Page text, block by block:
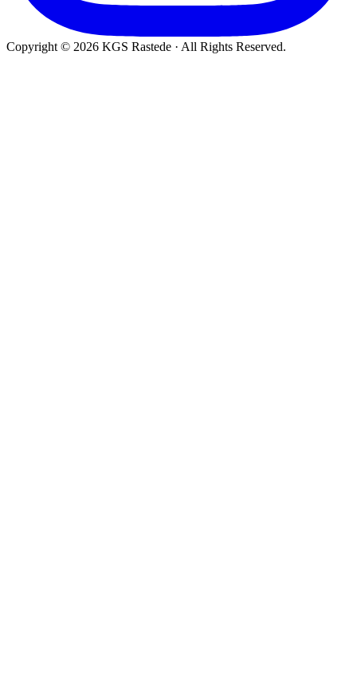
Copyright © 2026 KGS Rastede · All Rights Reserved.